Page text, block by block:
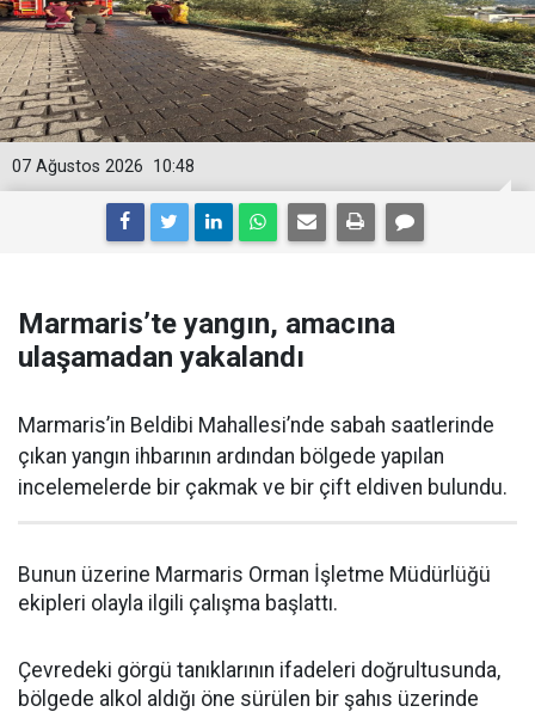
10:48
07 Ağustos 2026
Marmaris’te yangın, amacına
ulaşamadan yakalandı
Marmaris’in Beldibi Mahallesi’nde sabah saatlerinde
çıkan yangın ihbarının ardından bölgede yapılan
incelemelerde bir çakmak ve bir çift eldiven bulundu.
Bunun üzerine Marmaris Orman İşletme Müdürlüğü
ekipleri olayla ilgili çalışma başlattı.
Çevredeki görgü tanıklarının ifadeleri doğrultusunda,
bölgede alkol aldığı öne sürülen bir şahıs üzerinde